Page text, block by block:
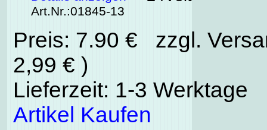
Art.Nr.:01845-13
Preis: 7.90 € zzgl.
2,99 € )
Lieferzeit: 1-3 Werktage
Artikel Kaufen